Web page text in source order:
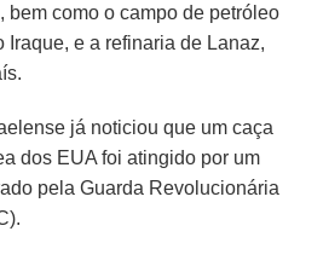
, bem como o campo de petróleo
Iraque, e a refinaria de Lanaz,
já noticiou que um caça
dos EUA foi atingido por um
pela Guarda Revolucionária